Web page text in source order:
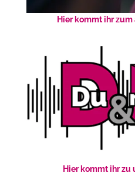
Hier kommt ihr
Hier kommt ihr zu